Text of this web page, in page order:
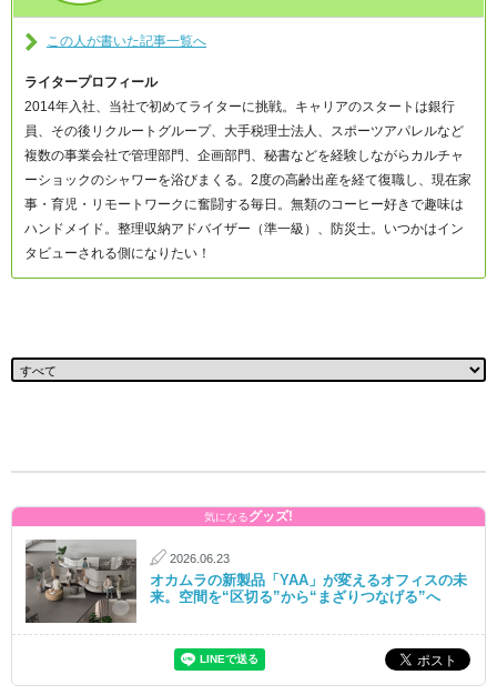
この人が書いた記事一覧へ
ライタープロフィール
2014年入社、当社で初めてライターに挑戦。キャリアのスタートは銀行
員、その後リクルートグループ、大手税理士法人、スポーツアパレルなど
複数の事業会社で管理部門、企画部門、秘書などを経験しながらカルチャ
ーショックのシャワーを浴びまくる。2度の高齢出産を経て復職し、現在家
事・育児・リモートワークに奮闘する毎日。無類のコーヒー好きで趣味は
ハンドメイド。整理収納アドバイザー（準一級）、防災士。いつかはイン
タビューされる側になりたい！
気になるグッズ!
2026.06.23
オカムラの新製品「YAA」が変えるオフィスの未
来。空間を“区切る”から“まざりつなげる”へ